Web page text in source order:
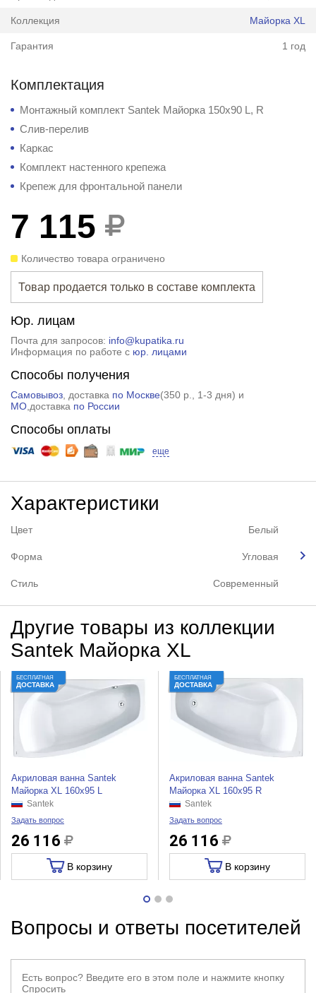
Коллекция Майорка XL
Гарантия 1 год
Комплектация
Монтажный комплект Santek Майорка 150x90 L, R
Слив-перелив
Каркас
Комплект настенного крепежа
Крепеж для фронтальной панели
7 115
Количество товара ограничено
Товар продается только в составе комплекта
Юр. лицам
Почта для запросов: info@kupatika.ru
Информация по работе с юр. лицами
Способы получения
Самовывоз, доставка по Москве(350 р.
, 1-3 дня) и
МО,доставка по России
Способы оплаты
еще
Характеристики
Цвет Белый
Форма Угловая
Стиль Современный
Другие товары из коллекции
Santek Майорка XL
БЕСПЛАТНАЯ
ДОСТАВКА
Акриловая ванна Santek
Майорка XL 160x95 L
Santek
Задать вопрос
26 116
В корзину
БЕСПЛАТНАЯ
ДОСТАВКА
Акриловая ванна Santek
Майорка XL 160x95 R
Santek
Задать вопрос
26 116
В корзину
Вопросы и ответы посетителей